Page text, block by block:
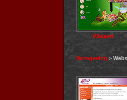
Wielaert
Vormgeving >